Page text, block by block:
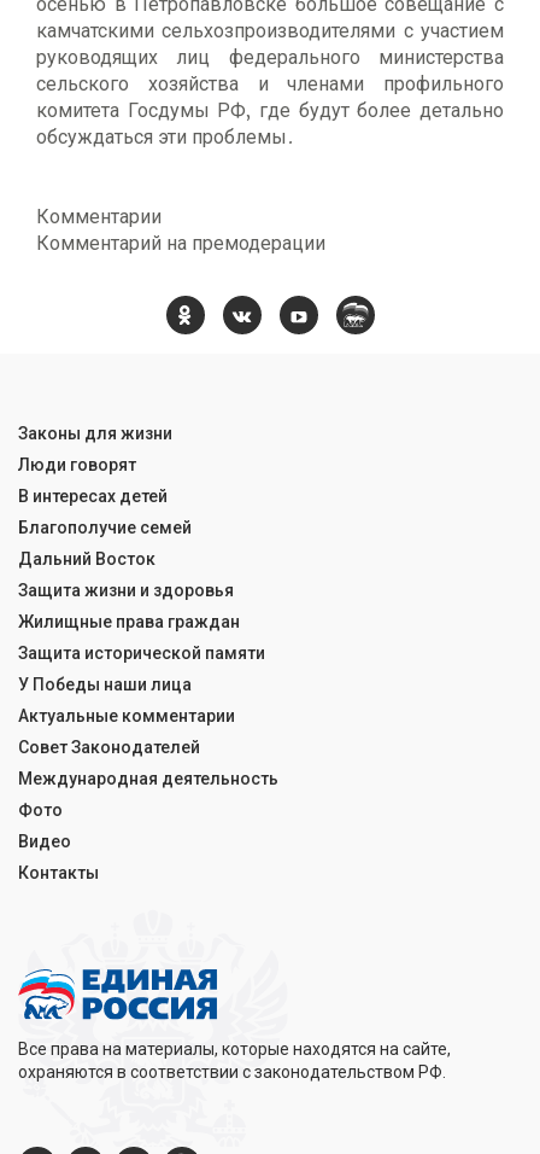
камчатскими сельхозпроизводителями с участием
руководящих лиц федерального министерства
сельского хозяйства и членами профильного
комитета Госдумы РФ, где будут более детально
обсуждаться эти проблемы.
Комментарии
Комментарий на премодерации
Все права на материалы, которые находятся на сайте,
охраняются в соответствии с законодательством РФ.
Законы для жизни
Люди говорят
В интересах детей
Благополучие семей
Дальний Восток
Защита жизни и здоровья
Жилищные права граждан
Защита исторической памяти
У Победы наши лица
Актуальные комментарии
Совет Законодателей
Международная деятельность
Фото
Видео
Контакты